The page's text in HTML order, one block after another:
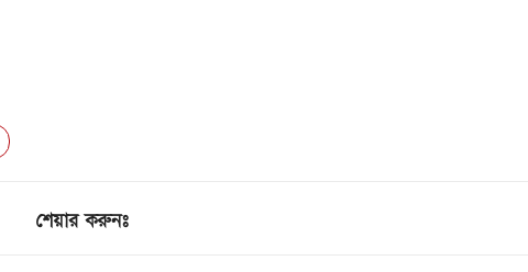
শেয়ার করুনঃ